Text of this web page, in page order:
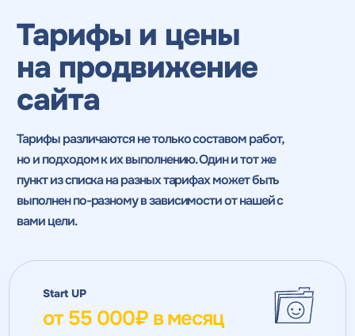
Тарифы и цены
на продвижение
сайта
Тарифы различаются не только составом работ,
но и подходом к их выполнению. Один и тот же
пункт из спискана разных тарифах может быть
выполнен по-разному в зависимости от нашей с
вами цели.
Start UP
от 55 000₽ в месяц